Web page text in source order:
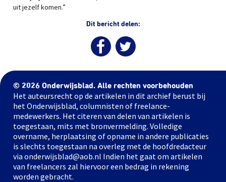
uit jezelf komen.”
Dit bericht delen:
© 2026 Onderwijsblad. Alle rechten voorbehouden
Het auteursrecht op de artikelen in dit archief berust bij
het Onderwijsblad, columnisten of freelance-
medewerkers. Het citeren van delen van artikelen is
toegestaan, mits met bronvermelding. Volledige
overname, herplaatsing of opname in andere publicaties
is slechts toegestaan na overleg met de hoofdredacteur
via onderwijsblad@aob.nl Indien het gaat om artikelen
van freelancers zal hiervoor een bedrag in rekening
worden gebracht.